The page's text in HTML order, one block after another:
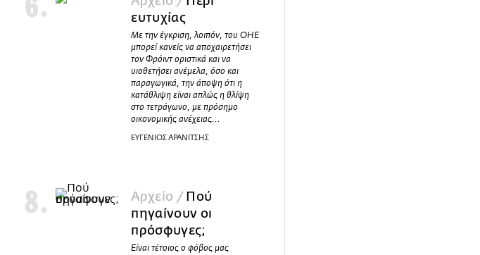
ευτυχίας
Με την έγκριση, λοιπόν, του ΟΗΕ
μπορεί κανείς να αποχαιρετήσει
τον Φρόιντ οριστικά και να
υιοθετήσει ανέμελα, όσο και
παραγωγικά, την άποψη ότι η
κατάθλιψη είναι απλώς η θλίψη
στο τετράγωνο, με πρόσημο
οικονομικής ανέχειας...
ΕΥΓΕΝΙΟΣ ΑΡΑΝΙΤΣΗΣ
Αρχείο / Πού
πηγαίνουν οι
πρόσφυγες;
Είναι τέτοιος ο φόβος μας